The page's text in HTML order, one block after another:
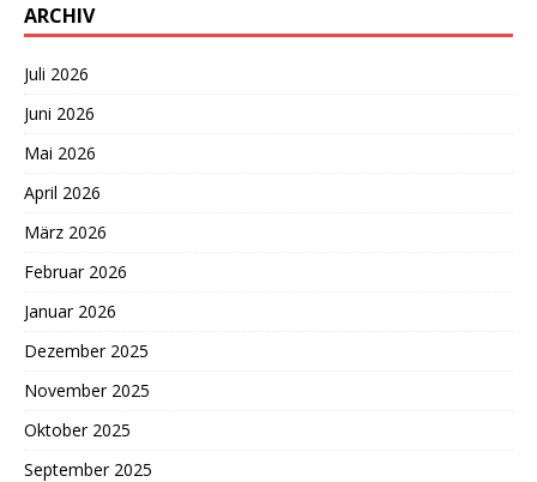
ARCHIV
Juli 2026
Juni 2026
Mai 2026
April 2026
März 2026
Februar 2026
Januar 2026
Dezember 2025
November 2025
Oktober 2025
September 2025